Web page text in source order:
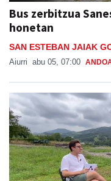
Bus zerbitzua
honetan
SAN ESTEBAN JAIAK
Aiurri abu 05, 07:00